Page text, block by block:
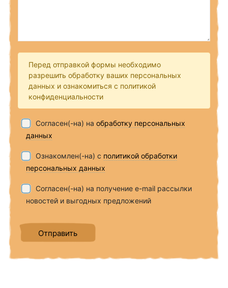
Перед отправкой формы необходимо
разрешить обработку ваших персональных
данных и ознакомиться с политикой
конфиденциальности
Согласен(-на) на обработку персональных
данных
Ознакомлен(-на) с политикой обработки
персональных данных
Согласен(-на) на получение e-mail рассылки
новостей и выгодных предложений